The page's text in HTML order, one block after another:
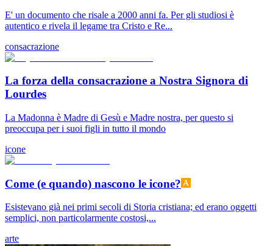
E' un documento che risale a 2000 anni fa. Per gli studiosi è
autentico e rivela il legame tra Cristo e Re...
consacrazione
La forza della consacrazione a Nostra Signora di
Lourdes
La Madonna è Madre di Gesù e Madre nostra, per questo si
preoccupa per i suoi figli in tutto il mondo
icone
Come (e quando) nascono le icone?
Esistevano già nei primi secoli di Storia cristiana; ed erano oggetti
semplici, non particolarmente costosi,...
arte